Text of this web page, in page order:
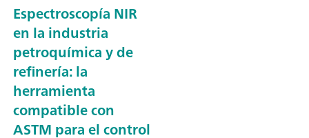
Espectroscopía NIR
en la industria
petroquímica y de
refinería: la
herramienta
compatible con
ASTM para el control